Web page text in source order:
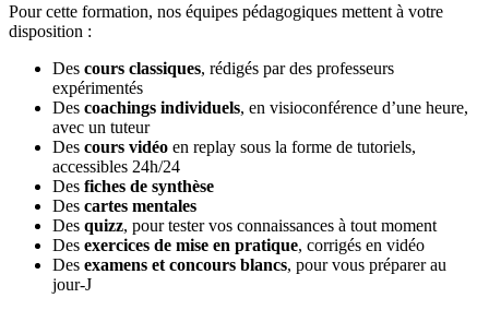
Pour cette formation, nos équipes pédagogiques mettent à votre
disposition :
Des cours classiques, rédigés par des professeurs
expérimentés
Des coachings individuels, en visioconférence d’une heure,
avec un tuteur
Des cours vidéo en replay sous la forme de tutoriels,
accessibles 24h/24
Des fiches de synthèse
Des cartes mentales
Des quizz, pour tester vos connaissances à tout moment
Des exercices de mise en pratique, corrigés en vidéo
Des examens et concours blancs, pour vous préparer au
jour-J